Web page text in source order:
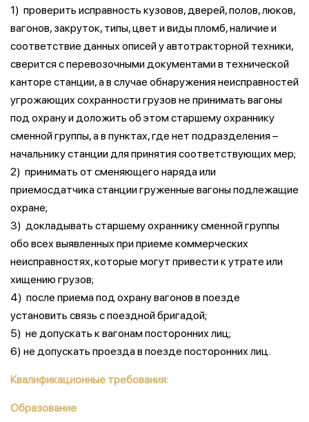
1) проверить исправность кузовов, дверей, полов, люков,
вагонов, закруток, типы, цвет и виды пломб, наличие и
соответствие данных описей у автотракторной техники,
сверится с перевозочными документами в технической
канторе станции, а в случае обнаружения неисправностей
угрожающих сохранности грузов не принимать вагоны
под охрану и доложить об этом старшему охраннику
сменной группы, а в пунктах, где нет подразделения –
начальнику станции для принятия соответствующих мер;
2) принимать от сменяющего наряда или
приемосдатчика станции груженные вагоны подлежащие
охране;
3) докладывать старшему охраннику сменной группы
обо всех выявленных при приеме коммерческих
неисправностях, которые могут привести к утрате или
хищению грузов;
4) после приема под охрану вагонов в поезде
установить связь с поездной бригадой;
5) не допускать к вагонам посторонних лиц;
6) не допускать проезда в поезде посторонних лиц.
Квалификационные требования:
Образование